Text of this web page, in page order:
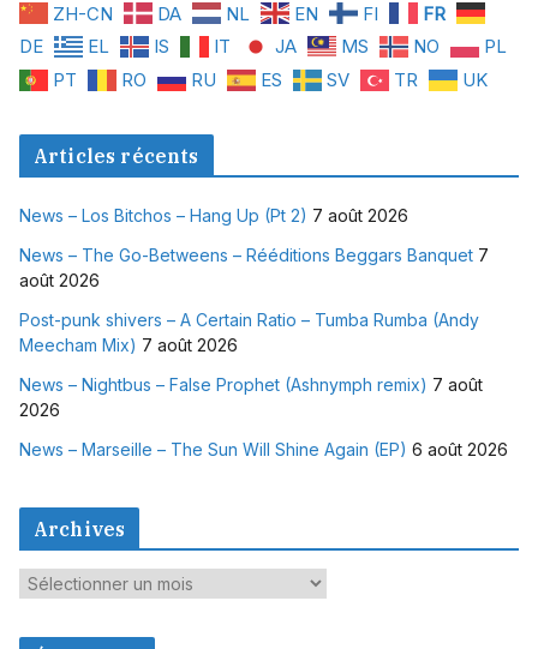
ZH-CN DA NL EN FI
FR
DE
EL IS IT JA MS NO
PL
PT
RO RU ES SV TR UK
Articles récents
News – Los Bitchos – Hang Up (Pt 2) 7 août 2026
News – The Go-Betweens – Rééditions Beggars Banquet 7
août 2026
Post-punk shivers – A Certain Ratio – Tumba Rumba (Andy
Meecham Mix) 7 août 2026
News – Nightbus – False Prophet (Ashnymph remix) 7 août
2026
News – Marseille – The Sun Will Shine Again (EP) 6 août 2026
Archives
A
c